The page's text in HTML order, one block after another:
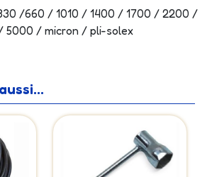
/660 / 1010 / 1400 / 1700 / 2200 /
5000 / micron / pli-solex